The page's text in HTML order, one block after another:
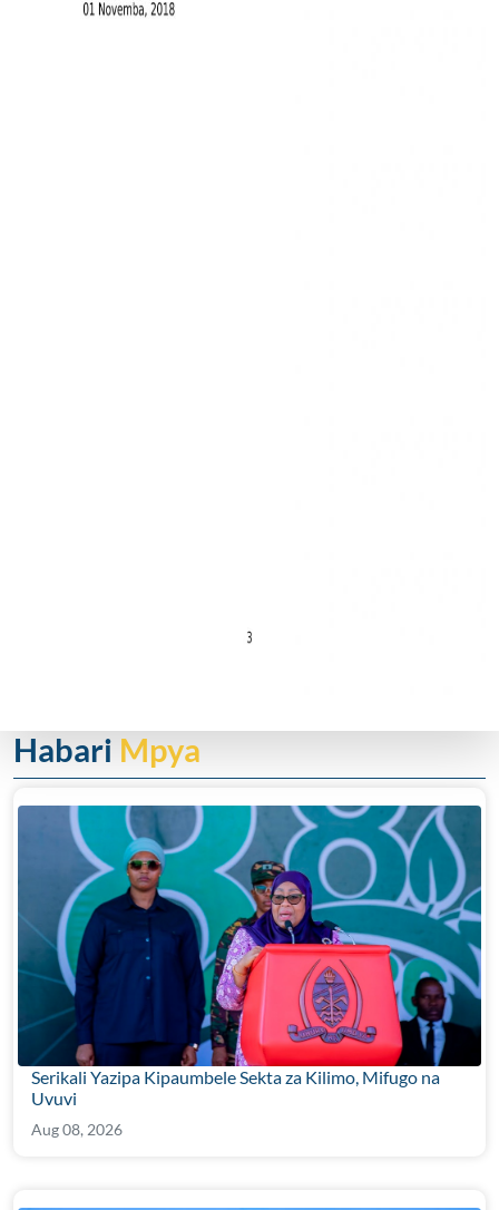
Habari Mpya
Serikali Yazipa Kipaumbele Sekta za Kilimo, Mifugo na
Uvuvi
Aug 08, 2026